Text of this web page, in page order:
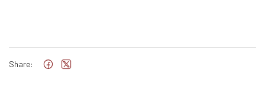
Share: